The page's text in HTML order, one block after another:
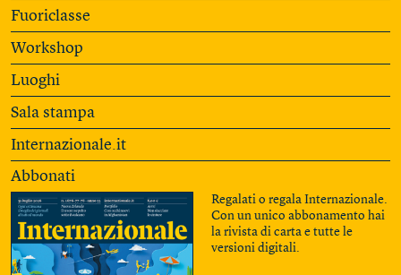
Fuoriclasse
Workshop
Luoghi
Sala stampa
Internazionale.it
Abbonati
Regalati o regala Internazionale.
Con un unico abbonamento hai
la rivista di carta e tutte le
versioni digitali.